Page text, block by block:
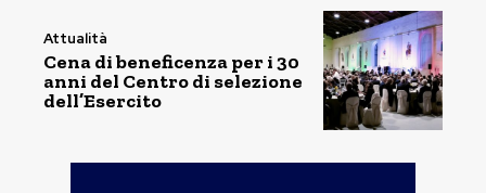
Attualità
Cena di beneficenza per i 30
anni del Centro di selezione
dell’Esercito